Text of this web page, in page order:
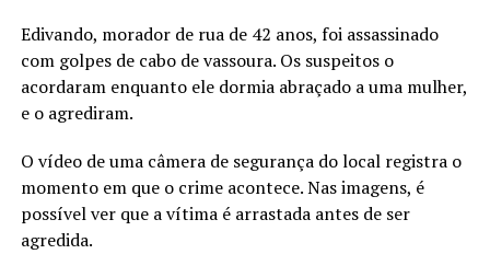
Edivando, morador de rua de 42 anos, foi assassinado
com golpes de cabo de vassoura. Os suspeitos o
acordaram enquanto ele dormia abraçado a uma mulher,
e o agrediram.
O vídeo de uma câmera de segurança do local registra o
momento em que o crime acontece. Nas imagens, é
possível ver que a vítima é arrastada antes de ser
agredida.